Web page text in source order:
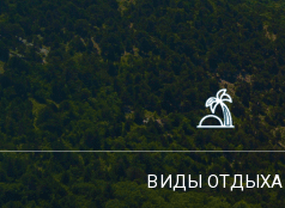
ВИДЫ ОТДЫХА